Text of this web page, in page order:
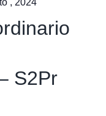
, 2024
S2Pr